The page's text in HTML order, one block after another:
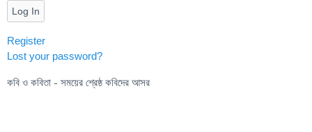
Log In
Register
Lost your password?
কবি ও কবিতা - সময়ের শ্রেষ্ঠ কবিদের আসর